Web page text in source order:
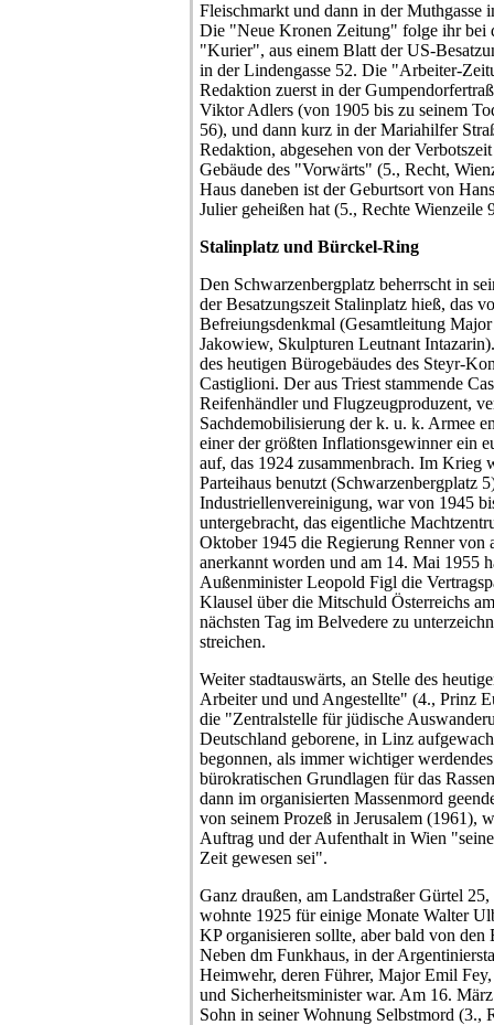
Fleischmarkt und dann in der Muthgasse
Die "Neue Kronen Zeitung" folge ihr bei
"Kurier", aus einem Blatt der US-
in der Lindengasse 52. Die "Arbeiter-
Redaktion zuerst in der
Viktor Adlers (von 1905 bis zu seinem
56), und dann kurz in der Mariahilfer
Redaktion, abgesehen von der
Gebäude des "Vorwärts" (5., Recht,
Haus daneben ist der Geburtsort von
Julier geheißen hat (5., Rechte Wienzeile
Stalinplatz und Bürckel-Ring
Den Schwarzenbergplatz beherrscht in
der Besatzungszeit Stalinplatz hieß, das
Befreiungsdenkmal (Gesamtleitung
Jakowiew, Skulpturen Leutnant
des heutigen Bürogebäudes des Steyr-
Castiglioni. Der aus Triest stammende
Reifenhändler und Flugzeugproduzent,
Sachdemobilisierung der k. u. k. Armee
einer der größten Inflationsgewinner ein
auf, das 1924 zusammenbrach. Im Krieg
Parteihaus benutzt (Schwarzenbergplatz
Industriellenvereinigung, war von 1945
untergebracht, das eigentliche
Oktober 1945 die Regierung Renner von
anerkannt worden und am 14. Mai 1955
Außenminister Leopold Figl die
Klausel über die Mitschuld Österreichs
nächsten Tag im Belvedere zu
streichen.
Weiter stadtauswärts, an Stelle des
Arbeiter und und Angestellte" (4., Prinz
die "Zentralstelle für jüdische
Deutschland geborene, in Linz
begonnen, als immer wichtiger
bürokratischen Grundlagen für das
dann im organisierten Massenmord
von seinem Prozeß in Jerusalem (1961),
Auftrag und der Aufenthalt in Wien
Zeit gewesen sei".
Ganz draußen, am Landstraßer Gürtel
wohnte 1925 für einige Monate Walter
KP organisieren sollte, aber bald von den
Neben dm Funkhaus, in der
Heimwehr, deren Führer, Major Emil
und Sicherheitsminister war. Am 16.
Sohn in seiner Wohnung Selbstmord (3.,